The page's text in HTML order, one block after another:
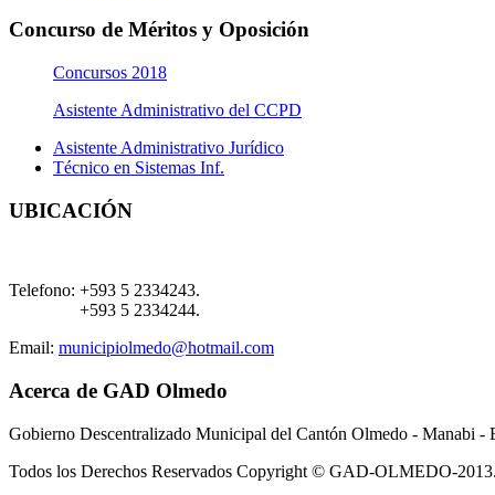
Concurso de Méritos y Oposición
Concursos 2018
Asistente Administrativo del CCPD
Asistente Administrativo Jurídico
Técnico en Sistemas Inf.
UBICACIÓN
Telefono: +593 5 2334243.
+593 5 2334244.
Email: municipiolmedo@hotmail.com
Acerca de GAD Olmedo
Gobierno Descentralizado Municipal del Cantón Olmedo - Manabi -
Todos los Derechos Reservados Copyright © GAD-OLMEDO-2013.